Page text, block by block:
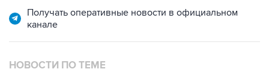
Получать оперативные новости в официальном
канале
НОВОСТИ ПО ТЕМЕ